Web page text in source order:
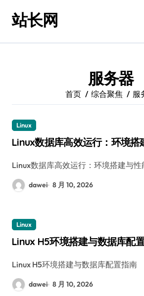
站长网
服务器
首页 综合聚焦 服
Linux
Linux数据库高效运行：环境搭
Linux数据库高效运行：环境搭建与
dawei 8 月 10, 2026
Linux
Linux H5环境搭建与数据库配
Linux H5环境搭建与数据库配置指南
dawei 8 月 10, 2026